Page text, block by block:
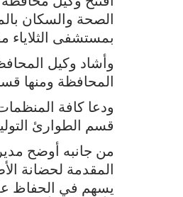
الصحة والسكان
بمستشفى الثلاياء
وأشاد وكيل
المحافظة ومنها
ودعا كافة
قسم الطوارئ
من جانبه أوضح
المقدمة لحضانة
يسهم في الحفاظ